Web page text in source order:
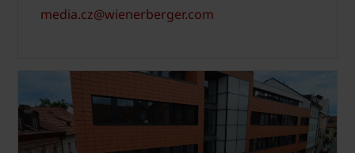
media.cz@wienerberger.com